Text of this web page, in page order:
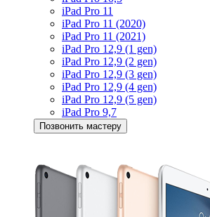
iPad Pro 11
iPad Pro 11 (2020)
iPad Pro 11 (2021)
iPad Pro 12,9 (1 gen)
iPad Pro 12,9 (2 gen)
iPad Pro 12,9 (3 gen)
iPad Pro 12,9 (4 gen)
iPad Pro 12,9 (5 gen)
iPad Pro 9,7
Позвонить мастеру